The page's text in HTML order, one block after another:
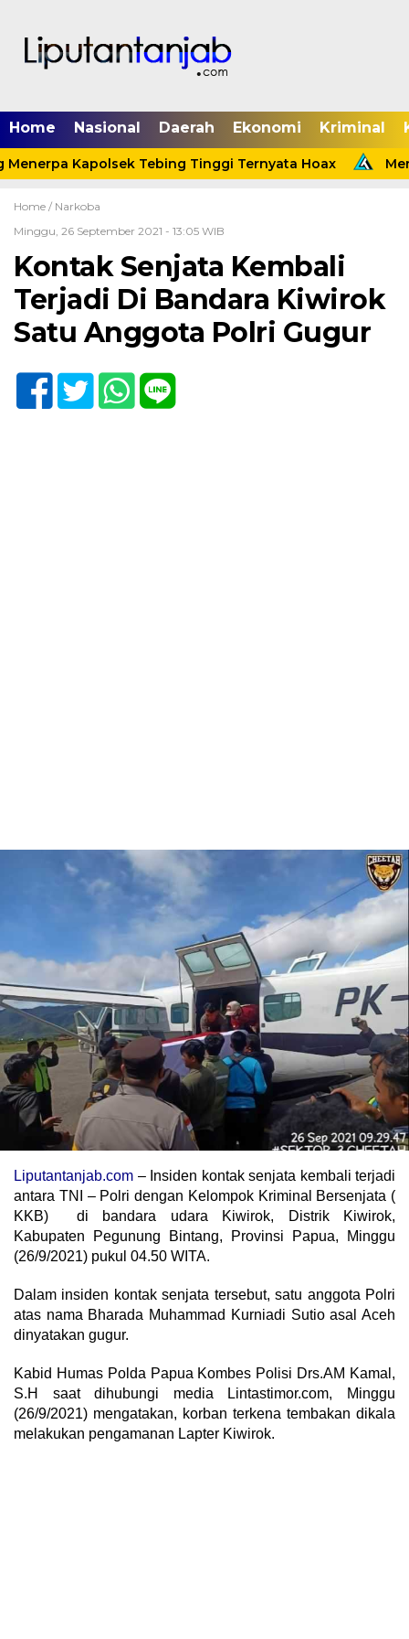
Home Nasional Daerah Ekonomi Kriminal
Kapolsek Tebing Tinggi Ternyata Hoax
Home / Narkoba
Minggu, 26 September 2021 - 13:05 WIB
Kontak Senjata Kembali
Terjadi Di Bandara Kiwirok
Satu Anggota Polri Gugur
Liputantanjab.com – Insiden kontak senjata kembali terjadi
antara TNI – Polri dengan Kelompok Kriminal Bersenjata (
KKB) di bandara udara Kiwirok, Distrik Kiwirok,
Kabupaten Pegunung Bintang, Provinsi Papua, Minggu
(26/9/2021) pukul 04.50 WITA.
Dalam insiden kontak senjata tersebut, satu anggota Polri
atas nama Bharada Muhammad Kurniadi Sutio asal Aceh
dinyatakan gugur.
Kabid Humas Polda Papua Kombes Polisi Drs.AM Kamal,
S.H saat dihubungi media Lintastimor.com, Minggu
(26/9/2021) mengatakan, korban terkena tembakan dikala
melakukan pengamanan Lapter Kiwirok.